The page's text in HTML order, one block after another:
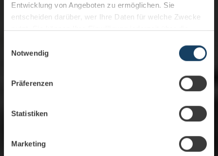
Entwicklung von Angeboten zu ermöglichen. Sie
entscheiden darüber, wer Ihre Daten für welche Zwecke
nutzt. Sie können Ihre Einwilligung jederzeit über die
Trigger Symbol ändern oder widerrufen
Informationen über Ihre geografische Lage
können
bestimmten Merkmalen (Fingerprinting) identifizieren
Erfahren Sie mehr darüber, wie Ihre persönlichen Daten
Notwendig
Präferenzen
Statistiken
Marketing